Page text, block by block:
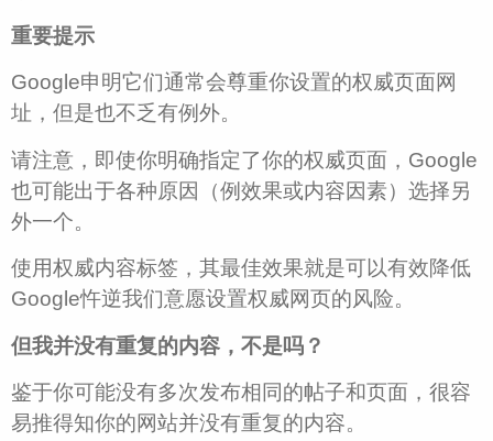
重要提示
Google申明它们通常会尊重你设置的权威页面网
址，但是也不乏有例外。
请注意，即使你明确指定了你的权威页面，Google
也可能出于各种原因（例效果或内容因素）选择另
外一个。
使用权威内容标签，其最佳效果就是可以有效降低
Google忤逆我们意愿设置权威网页的风险。
但我并没有重复的内容，不是吗？
鉴于你可能没有多次发布相同的帖子和页面，很容
易推得知你的网站并没有重复的内容。